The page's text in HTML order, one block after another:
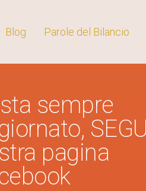
Blog Parole del Bilancio
sempre
pagina